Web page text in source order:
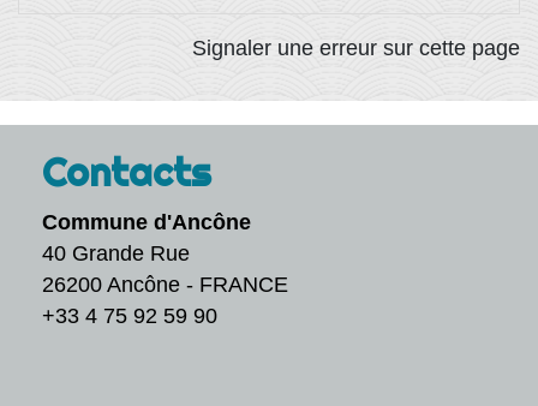
Signaler une erreur sur cette page
Contacts
Commune d'Ancône
40 Grande Rue
26200 Ancône - FRANCE
+33 4 75 92 59 90